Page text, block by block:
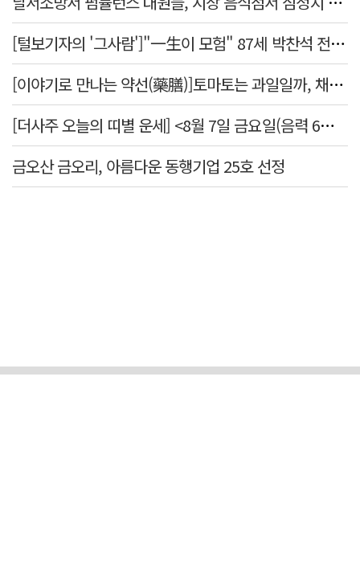
[털보기자의 '그사람']"一生이 모험" 87세 박찬석 전 경북대 총장
[이야기로 만나는 약선(藥膳)]토마토는 과일일까, 채소일까
[더사주 오늘의 띠별 운세] <8월 7일 금요일(음력 6월25일)>
금오산 금오리, 아름다운 동행기업 25호 선정